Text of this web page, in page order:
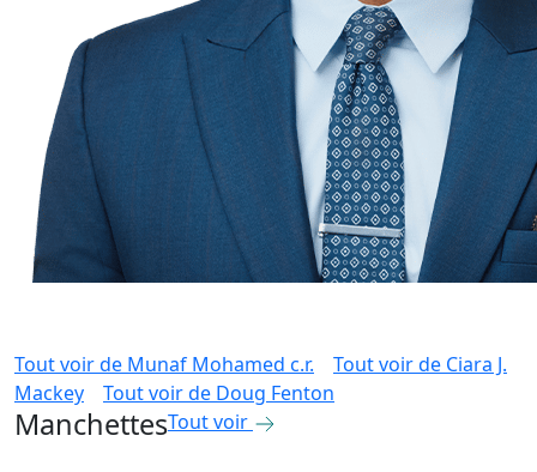
Tout voir de Munaf Mohamed c.r. Tout voir de Ciara J.
Mackey
Tout voir de Doug Fenton
ManchettesTout voir